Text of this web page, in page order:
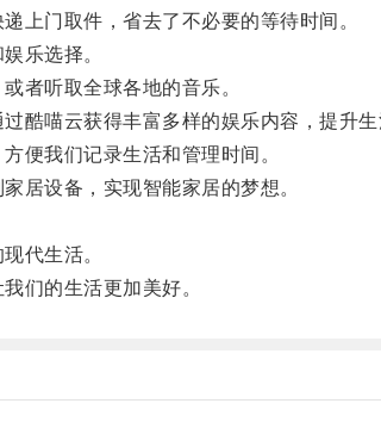
门取件，省去了不必要的等待时间。
乐选择。
者听取全球各地的音乐。
喵云获得丰富多样的娱乐内容，提升
便我们记录生活和管理时间。
设备，实现智能家居的梦想。
代生活。
们的生活更加美好。